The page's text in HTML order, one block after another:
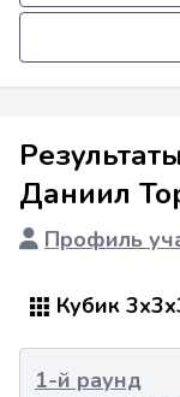
Даниил
Профиль
Кубик
1-й раунд